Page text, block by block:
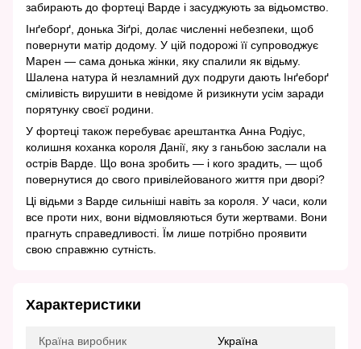
забирають до фортеці Варде і засуджують за відьомство.
Інґеборґ, донька Зіґрі, долає численні небезпеки, щоб
повернути матір додому. У цій подорожі її супроводжує
Марен — сама донька жінки, яку спалили як відьму.
Шалена натура й незламний дух подруги дають Інґеборґ
сміливість вирушити в невідоме й ризикнути усім заради
порятунку своєї родини.
У фортеці також перебуває арештантка Анна Родіус,
колишня коханка короля Данії, яку з ганьбою заслали на
острів Варде. Що вона зробить — і кого зрадить, — щоб
повернутися до свого привілейованого життя при дворі?
Ці відьми з Варде сильніші навіть за короля. У часи, коли
все проти них, вони відмовляються бути жертвами. Вони
прагнуть справедливості. Їм лише потрібно проявити
свою справжню сутність.
Характеристики
Країна виробник Україна